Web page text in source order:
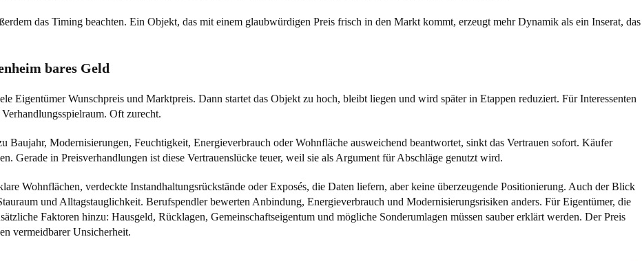
das Timing beachten. Ein Objekt, das mit einem glaubwürdigen Preis frisch in den Markt kommt, erzeugt mehr Dynamik als ein Inserat, das
bares Geld
Eigentümer Wunschpreis und Marktpreis. Dann startet das Objekt zu hoch, bleibt liegen und wird später in Etappen reduziert. Für Interessenten
Oft zurecht.
Modernisierungen, Feuchtigkeit, Energieverbrauch oder Wohnfläche ausweichend beantwortet, sinkt das Vertrauen sofort. Käufer
Gerade in Preisverhandlungen ist diese Vertrauenslücke teuer, weil sie als Argument für Abschläge genutzt wird.
Wohnflächen, verdeckte Instandhaltungsrückstände oder Exposés, die Daten liefern, aber keine überzeugende Positionierung. Auch der Blick
und Alltagstauglichkeit. Berufspendler bewerten Anbindung, Energieverbrauch und Modernisierungsrisiken anders. Für Eigentümer, die
Faktoren hinzu: Hausgeld, Rücklagen, Gemeinschaftseigentum und mögliche Sonderumlagen müssen sauber erklärt werden. Der Preis
vermeidbarer Unsicherheit.